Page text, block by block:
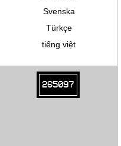
Svenska
Türkçe
tiếng việt
265097